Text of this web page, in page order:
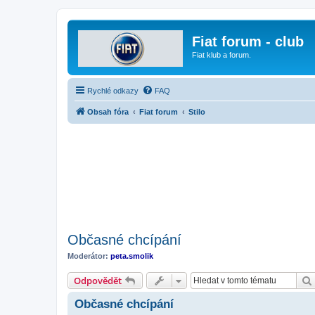
Fiat forum - club
Fiat klub a forum.
Rychlé odkazy FAQ
Obsah fóra Fiat forum Stilo
Občasné chcípání
Moderátor: peta.smolik
Odpovědět
Občasné chcípání